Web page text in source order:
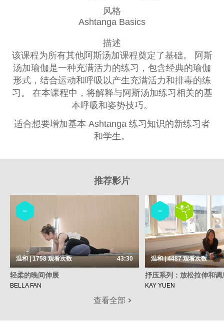
风格
Ashtanga Basics
描述
该课程为所有其他阿斯汤加课程奠定了基础。 阿斯
汤加瑜伽是一种充满活力的练习，包含经典的瑜伽
形式，结合运动和呼吸以产生充满活力和排毒的练
习。 在本课程中，将解释与阿斯汤加练习相关的基
本呼吸和姿势技巧。
适合想要增加基本 Ashtanga 练习知识的新练习者
和学生。
推荐影片
瑜伽
温和 | 1758观看次数 43:30
轻柔的晚间伸展
BELLA FAN
瑜伽
温和 | 4487观看次数
抒压系列：放松拉伸和调
KAY YUEN
查看全部